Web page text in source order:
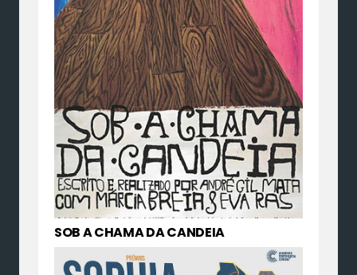
SOB A CHAMA DA CANDEIA